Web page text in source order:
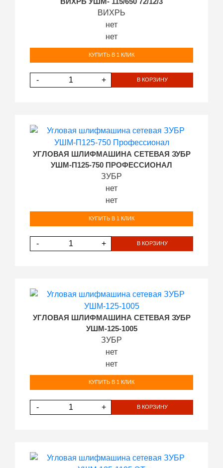
ВИХРЬ
нет
нет
КУПИТЬ В 1 КЛИК
- + В КОРЗИНУ
УГЛОВАЯ ШЛИФМАШИНА СЕТЕВАЯ ЗУБР
УШМ-П125-750 ПРОФЕССИОНАЛ
ЗУБР
нет
нет
КУПИТЬ В 1 КЛИК
- + В КОРЗИНУ
УГЛОВАЯ ШЛИФМАШИНА СЕТЕВАЯ ЗУБР
УШМ-125-1005
ЗУБР
нет
нет
КУПИТЬ В 1 КЛИК
- + В КОРЗИНУ